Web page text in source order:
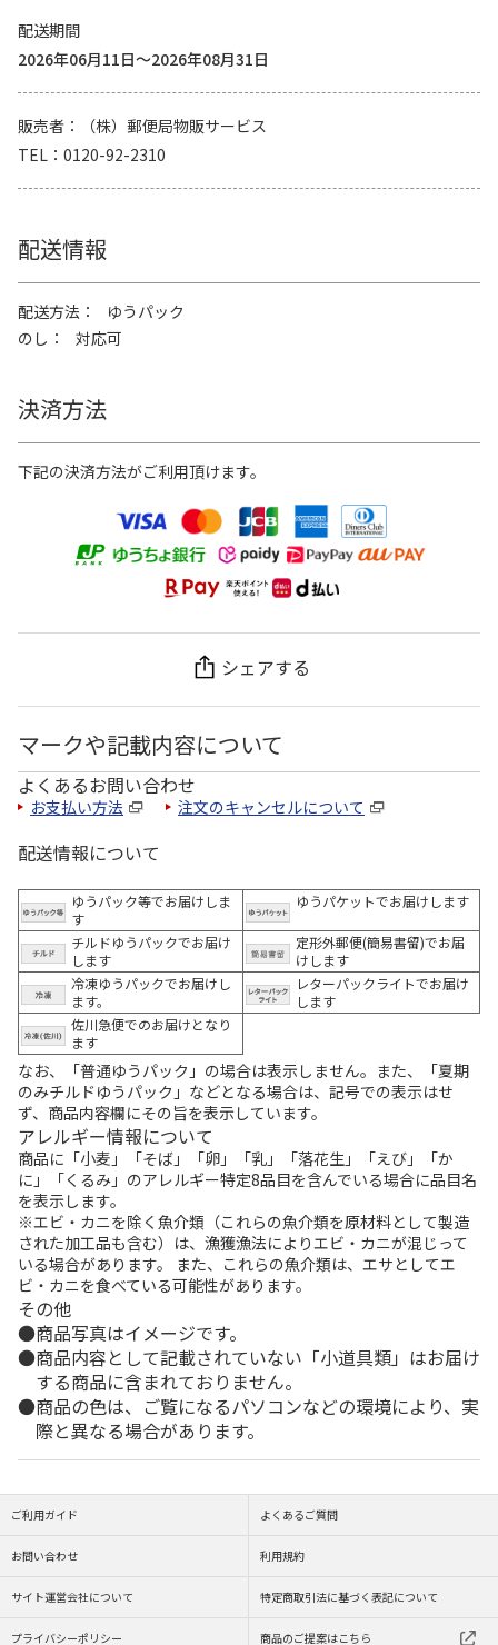
配送期間
2026年06月11日～2026年08月31日
販売者
（株）郵便局物販サービス
TEL
0120-92-2310
配送情報
配送方法
ゆうパック
のし
対応可
決済方法
下記の決済方法がご利用頂けます。
シェアする
マークや記載内容について
よくあるお問い合わせ
お支払い方法 注文のキャンセルについて
配送情報について
ゆうパック等でお届けしま
す
ゆうパケットでお届けします
チルドゆうパックでお届け
します
定形外郵便(簡易書留)でお届
けします
冷凍ゆうパックでお届けし
ます。
レターパックライトでお届け
します
佐川急便でのお届けとなり
ます
なお、「普通ゆうパック」の場合は表示しません。また、「夏期
のみチルドゆうパック」などとなる場合は、記号での表示はせ
ず、商品内容欄にその旨を表示しています。
アレルギー情報について
商品に「小麦」「そば」「卵」「乳」「落花生」「えび」「か
に」「くるみ」のアレルギー特定8品目を含んでいる場合に品目名
を表示します。
※エビ・カニを除く魚介類（これらの魚介類を原材料として製造
された加工品も含む）は、漁獲漁法によりエビ・カニが混じって
いる場合があります。 また、これらの魚介類は、エサとしてエ
ビ・カニを食べている可能性があります。
その他
商品写真はイメージです。
商品内容として記載されていない「小道具類」はお届け
する商品に含まれておりません。
商品の色は、ご覧になるパソコンなどの環境により、実
際と異なる場合があります。
ご利用ガイド よくあるご質問
お問い合わせ 利用規約
サイト運営会社について 特定商取引法に基づく表記について
プライバシーポリシー 商品のご提案はこちら